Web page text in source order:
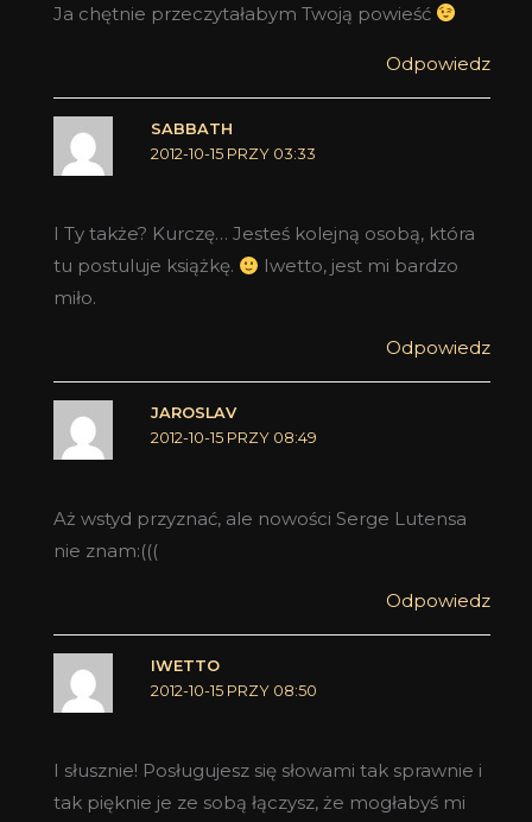
Ja chętnie przeczytałabym Twoją powieść
Odpowiedz
SABBATH
2012-10-15 PRZY 03:33
I Ty także? Kurczę… Jesteś kolejną osobą, która
tu postuluje książkę.
Iwetto, jest mi bardzo
miło.
Odpowiedz
JAROSLAV
2012-10-15 PRZY 08:49
Aż wstyd przyznać, ale nowości Serge Lutensa
nie znam:(((
Odpowiedz
IWETTO
2012-10-15 PRZY 08:50
I słusznie! Posługujesz się słowami tak sprawnie i
tak pięknie je ze sobą łączysz, że mogłabyś mi